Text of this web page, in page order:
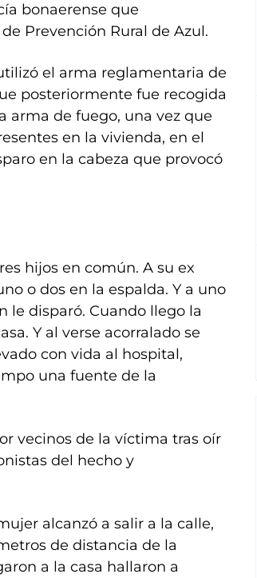
bonaerense que
Prevención Rural de Azul.
el arma reglamentaria de
posteriormente fue recogida
arma de fuego, una vez que
en la vivienda, en el
en la cabeza que provocó
hijos en común. A su ex
o dos en la espalda. Y a uno
le disparó. Cuando llego la
Y al verse acorralado se
con vida al hospital,
una fuente de la
vecinos de la víctima tras oír
del hecho y
alcanzó a salir a la calle,
de distancia de la
a la casa hallaron a